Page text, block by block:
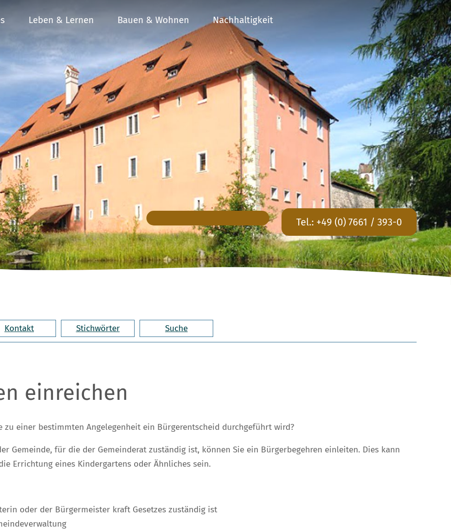
Leben & Lernen Bauen & Wohnen Nachhaltigkeit
Tel.: +49 (0) 7661 / 393-0
Kontakt Stichwörter Suche
einreichen
zu einer bestimmten Angelegenheit ein Bürgerentscheid durchgeführt wird?
Gemeinde, für die der Gemeinderat zuständig ist, können Sie ein Bürgerbegehren einleiten. Dies kann
Errichtung eines Kindergartens oder Ähnliches sein.
oder der Bürgermeister kraft Gesetzes zuständig ist